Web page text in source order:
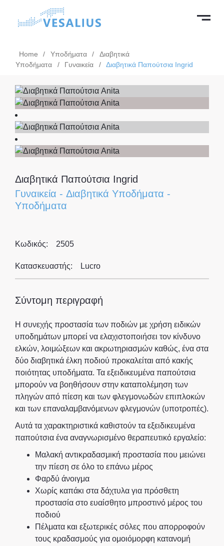
Home / Υποδήματα /
Διαβητικά
Υποδήματα
/ Γυναικεία / Διαβητικά Παπούτσια Ingrid
Διαβητικά Παπούτσια Ingrid
Γυναικεία -Διαβητικά Υποδήματα -
Υποδήματα
Κωδικός: 2505
Κατασκευαστής: Lucro
Σύντομη περιγραφή
Η συνεχής προστασία των ποδιών με χρήση ειδικών
υποδημάτων μπορεί να ελαχιστοποιήσει τον κίνδυνο
ελκών, λοιμώξεων και ακρωτηριασμών καθώς, ένα στα
δύο διαβητικά έλκη ποδιού προκαλείται από κακής
ποιότητας υποδήματα. Τα εξειδικευμένα παπούτσια
μπορούν να βοηθήσουν στην καταπολέμηση των
πληγών από πίεση και των φλεγμονωδών επιπλοκών
και των επαναλαμβανόμενων φλεγμονών (υποτροπές).
Αυτά τα χαρακτηριστικά καθιστούν τα εξειδικευμένα
παπούτσια ένα αναγνωρισμένο θεραπευτικό εργαλείο:
Μαλακή αντικραδασμική προστασία που μειώνει
την πίεση σε όλο το επάνω μέρος
Φαρδύ άνοιγμα
Χωρίς καπάκι στα δάχτυλα για πρόσθετη
προστασία στο ευαίσθητο μπροστινό μέρος του
ποδιού
Πέλματα και εξωτερικές σόλες που απορροφούν
τους κραδασμούς για ομοιόμορφη κατανομή